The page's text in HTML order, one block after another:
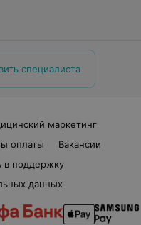
специалиста
маркетинг
оплаты
Вакансии
в поддержку
данных